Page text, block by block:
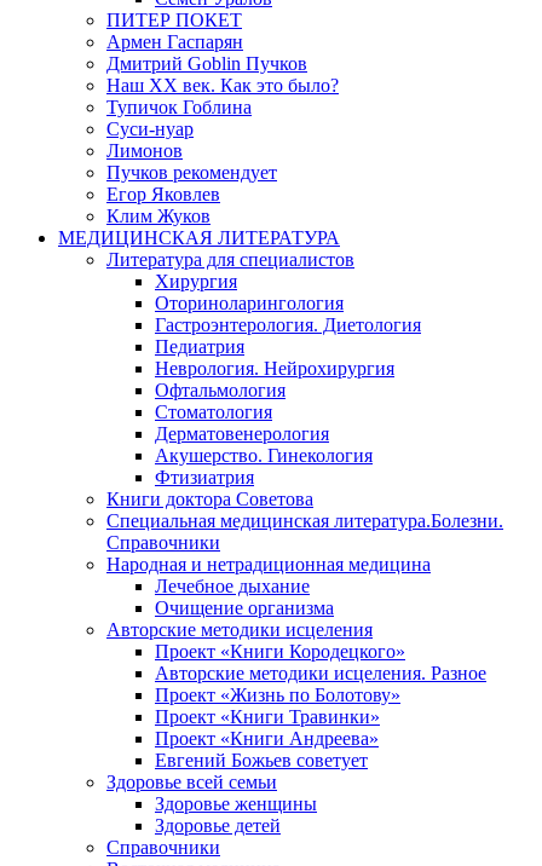
ПИТЕР ПОКЕТ
Армен Гаспарян
Дмитрий Goblin Пучков
Наш XX век. Как это было?
Тупичок Гоблина
Суси-нуар
Лимонов
Пучков рекомендует
Егор Яковлев
Клим Жуков
МЕДИЦИНСКАЯ ЛИТЕРАТУРА
Литература для специалистов
Хирургия
Оториноларингология
Гастроэнтерология. Диетология
Педиатрия
Неврология. Нейрохирургия
Офтальмология
Стоматология
Дерматовенерология
Акушерство. Гинекология
Фтизиатрия
Книги доктора Советова
Специальная медицинская литература.Болезни.
Справочники
Народная и нетрадиционная медицина
Лечебное дыхание
Очищение организма
Авторские методики исцеления
Проект «Книги Кородецкого»
Авторские методики исцеления. Разное
Проект «Жизнь по Болотову»
Проект «Книги Травинки»
Проект «Книги Андреева»
Евгений Божьев советует
Здоровье всей семьи
Здоровье женщины
Здоровье детей
Справочники